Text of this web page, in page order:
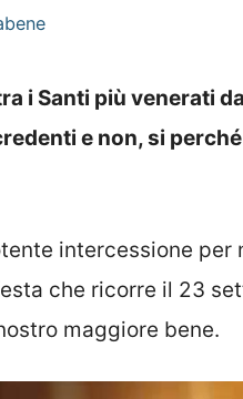
i Santi più venerati
e non, si
intercessione per
che ricorre il 23
maggiore bene.